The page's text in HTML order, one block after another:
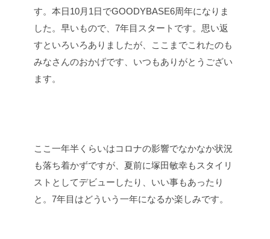
す。本日10月1日でGOODYBASE6周年になりま
した。早いもので、7年目スタートです。思い返
すといろいろありましたが、ここまでこれたのも
みなさんのおかげです、いつもありがとうござい
ます。
ここ一年半くらいはコロナの影響でなかなか状況
も落ち着かずですが、夏前に塚田敏幸もスタイリ
ストとしてデビューしたり、いい事もあったり
と。7年目はどういう一年になるか楽しみです。